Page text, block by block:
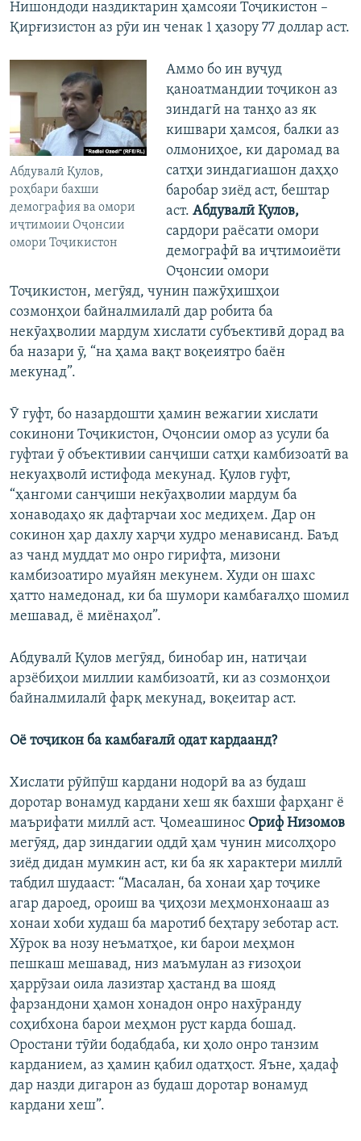
Нишондоди наздиктарин ҳамсояи Тоҷикистон –
Қирғизистон аз рӯи ин ченак 1 ҳазору 77 доллар аст.
Абдувалӣ Қулов,
роҳбари бахши
демография ва омори
иҷтимоии Оҷонсии
омори Тоҷикистон
Аммо бо ин вуҷуд
қаноатмандии тоҷикон аз
зиндагӣ на танҳо аз як
кишвари ҳамсоя, балки аз
олмониҳое, ки даромад ва
сатҳи зиндагиашон даҳҳо
баробар зиёд аст, бештар
аст. Абдувалӣ Қулов,
сардори раёсати омори
демографӣ ва иҷтимоиёти
Оҷонсии омори
Тоҷикистон, мегӯяд, чунин пажӯҳишҳои
созмонҳои байналмилалӣ дар робита ба
некӯаҳволии мардум хислати субъективӣ дорад ва
ба назари ӯ, “на ҳама вақт воқеиятро баён
мекунад”.
Ӯ гуфт, бо назардошти ҳамин вежагии хислати
сокинони Тоҷикистон, Оҷонсии омор аз усули ба
гуфтаи ӯ объективии санҷиши сатҳи камбизоатӣ ва
некуаҳволӣ истифода мекунад. Қулов гуфт,
“ҳангоми санҷиши некӯаҳволии мардум ба
хонаводаҳо як дафтарчаи хос медиҳем. Дар он
сокинон ҳар дахлу харҷи худро менависанд. Баъд
аз чанд муддат мо онро гирифта, мизони
камбизоатиро муайян мекунем. Худи он шахс
ҳатто намедонад, ки ба шумори камбағалҳо шомил
мешавад, ё миёнаҳол”.
Абдувалӣ Қулов мегӯяд, бинобар ин, натиҷаи
арзёбиҳои миллии камбизоатӣ, ки аз созмонҳои
байналмилалӣ фарқ мекунад, воқеитар аст.
Оё тоҷикон ба камбағалӣ одат кардаанд?
Хислати рӯйпӯш кардани нодорӣ ва аз будаш
доротар вонамуд кардани хеш як бахши фарҳанг ё
маърифати миллӣ аст. Ҷомеашинос Ориф Низомов
мегӯяд, дар зиндагии оддӣ ҳам чунин мисолҳоро
зиёд дидан мумкин аст, ки ба як характери миллӣ
табдил шудааст: “Масалан, ба хонаи ҳар тоҷике
агар дароед, ороиш ва ҷиҳози меҳмонхонааш аз
хонаи хоби худаш ба маротиб беҳтару зеботар аст.
Хӯрок ва нозу неъматҳое, ки барои меҳмон
пешкаш мешавад, низ маъмулан аз ғизоҳои
ҳаррӯзаи оила лазизтар ҳастанд ва шояд
фарзандони ҳамон хонадон онро нахӯранду
соҳибхона барои меҳмон руст карда бошад.
Оростани тӯйи бодабдаба, ки ҳоло онро танзим
карданием, аз ҳамин қабил одатҳост. Яъне, ҳадаф
дар назди дигарон аз будаш доротар вонамуд
кардани хеш”.